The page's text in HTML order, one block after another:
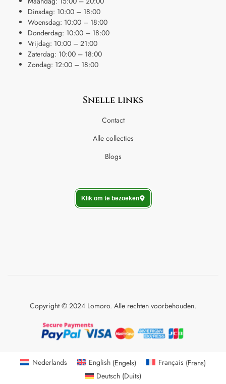
Dinsdag: 10:00 – 18:00
Woensdag: 10:00 – 18:00
Donderdag: 10:00 – 18:00
Vrijdag: 10:00 – 21:00
Zaterdag: 10:00 – 18:00
Zondag: 12:00 – 18:00
Snelle links
Contact
Alle collecties
Blogs
Klik om te bezoeken
Copyright © 2024 Lomoro. Alle rechten voorbehouden.
Nederlands English (Engels) Français(Frans)
Deutsch (Duits)